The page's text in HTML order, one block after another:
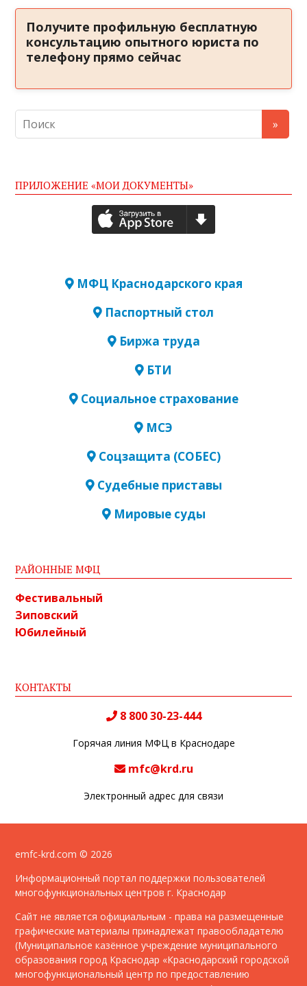
Получите профильную бесплатную
консультацию опытного юриста по
телефону прямо сейчас
ПРИЛОЖЕНИЕ «МОИ ДОКУМЕНТЫ»
МФЦ Краснодарского края
Паспортный стол
Биржа труда
БТИ
Социальное страхование
МСЭ
Соцзащита (СОБЕС)
Судебные приставы
Мировые суды
РАЙОННЫЕ МФЦ
Фестивальный
Зиповский
Юбилейный
КОНТАКТЫ
8 800 30-23-444
Горячая линия МФЦ в Краснодаре
mfc@krd.ru
Электронный адрес для связи
emfc-krd.com © 2026
Информационный портал поддержки пользователей
многофункциональных центров г. Краснодар
Сайт не является официальным - права на размещенные
графические материалы принадлежат правообладателю
(Муниципальное казённое учреждение муниципального
образования город Краснодар «Краснодарский городской
многофункциональный центр по предоставлению